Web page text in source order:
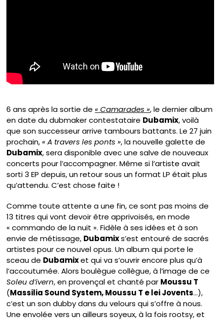
6 ans après la sortie de« Camarades », le dernier album
en date du dubmaker contestataire Dubamix, voilà
que son successeur arrive tambours battants. Le 27 juin
prochain,« A travers les ponts », la nouvelle galette de
Dubamix, sera disponible avec une salve de nouveaux
concerts pour l’accompagner. Même si l’artiste avait
sorti 3 EP depuis, un retour sous un format LP était plus
qu’attendu. C’est chose faite !
Comme toute attente a une fin, ce sont pas moins de
13 titres qui vont devoir être apprivoisés, en mode
« commando de la nuit ». Fidèle à ses idées et à son
envie de métissage, Dubamixs’est entouré de sacrés
artistes pour ce nouvel opus. Un album qui porte le
sceau de Dubamixet qui va s’ouvrir encore plus qu’à
l’accoutumée. Alors boulègue collègue, à l’image de ce
Soleu d’ivern, en provençal et chanté par Moussu T
(Massilia Sound System, Moussu T e lei Jovents…),
c’est un son dubby dans du velours qui s’offre à nous.
Une envolée vers un ailleurs soyeux, à la fois rootsy, et